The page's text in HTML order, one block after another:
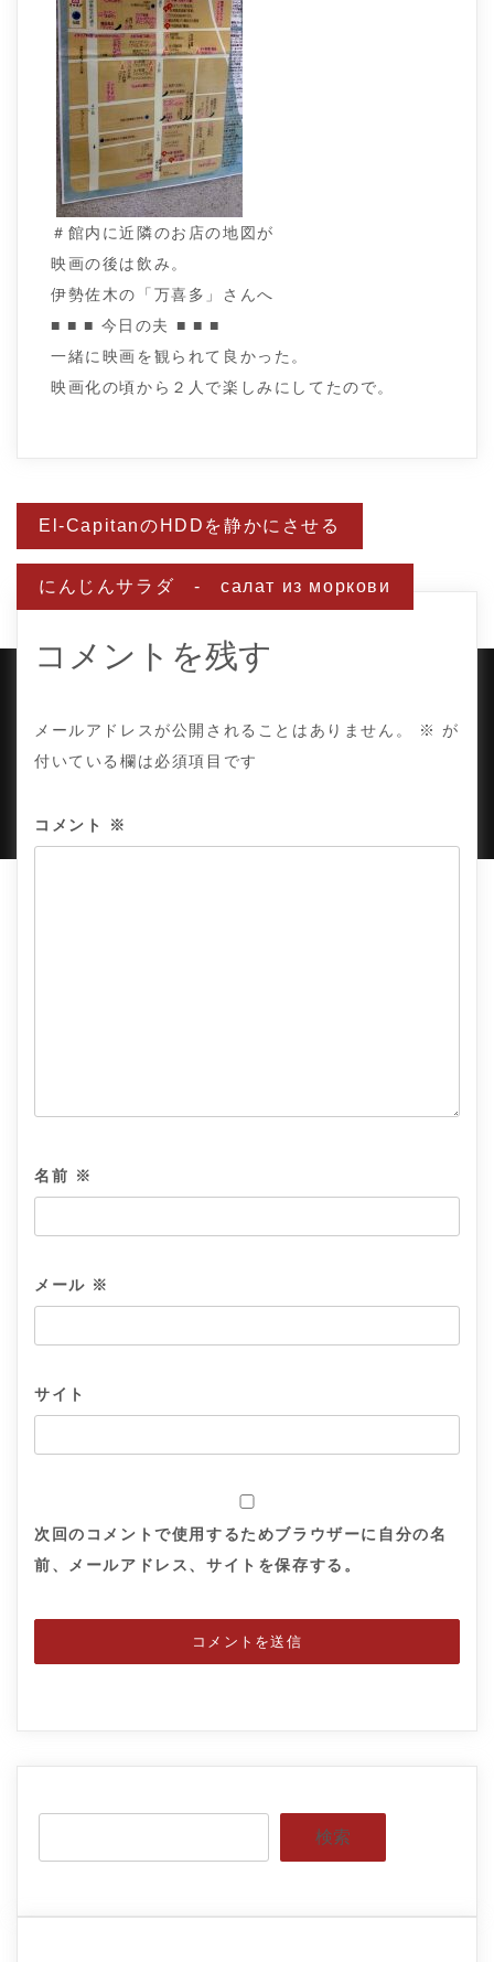
＃館内に近隣のお店の地図が
映画の後は飲み。
伊勢佐木の「万喜多」さんへ
■ ■ ■ 今日の夫 ■ ■ ■
一緒に映画を観られて良かった。
映画化の頃から２人で楽しみにしてたので。
投
稿
ナ
ビ
ゲ
ー
ョ
ン
El-CapitanのHDDを静かにさせる
にんじんサラダ - салат из моркови
コメントを残す
メールアドレスが公開されることはありません。 ※
が
付いている欄は必須項目です
コメント ※
名前 ※
メール ※
サイト
次回のコメントで使用するためブラウザーに自分の名
前、メールアドレス、サイトを保存する。
検索